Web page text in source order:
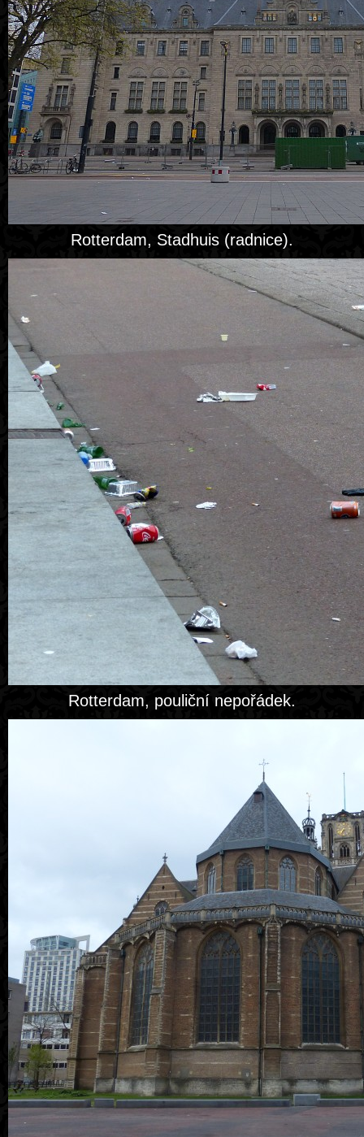
Rotterdam, Stadhuis (radnice).
Rotterdam, pouliční nepořádek.